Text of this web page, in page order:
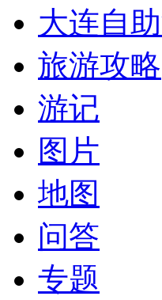
大连自
旅游攻略
游记
图片
地图
问答
专题